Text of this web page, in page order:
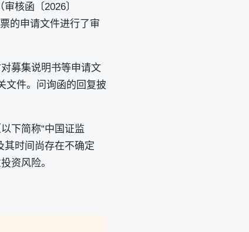
核函〔2026〕
的申请文件进行了审
募集说明书等申请文
文件。问询函的回复披
下简称“中国证监
其时间尚存在不确定
资风险。